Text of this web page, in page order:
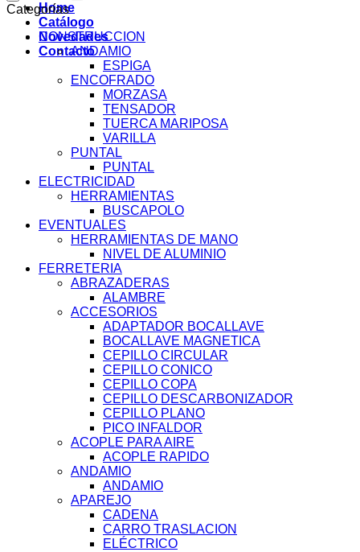
Home
Catálogo
Novedades
Contacto
Categorías
CONSTRUCCION
ANDAMIO
ESPIGA
ENCOFRADO
MORZASA
TENSADOR
TUERCA MARIPOSA
VARILLA
PUNTAL
PUNTAL
ELECTRICIDAD
HERRAMIENTAS
BUSCAPOLO
EVENTUALES
HERRAMIENTAS DE MANO
NIVEL DE ALUMINIO
FERRETERIA
ABRAZADERAS
ALAMBRE
ACCESORIOS
ADAPTADOR BOCALLAVE
BOCALLAVE MAGNETICA
CEPILLO CIRCULAR
CEPILLO CONICO
CEPILLO COPA
CEPILLO DESCARBONIZADOR
CEPILLO PLANO
PICO INFALDOR
ACOPLE PARA AIRE
ACOPLE RAPIDO
ANDAMIO
ANDAMIO
APAREJO
CADENA
CARRO TRASLACION
ELÉCTRICO